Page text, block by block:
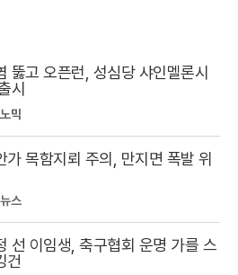
뚫고 오픈런, 성심당 샤인멜론시
시
믹
가 목함지뢰 주의, 만지면 폭발 위
스
선 이임생, 축구협회 운명 가를 스
건